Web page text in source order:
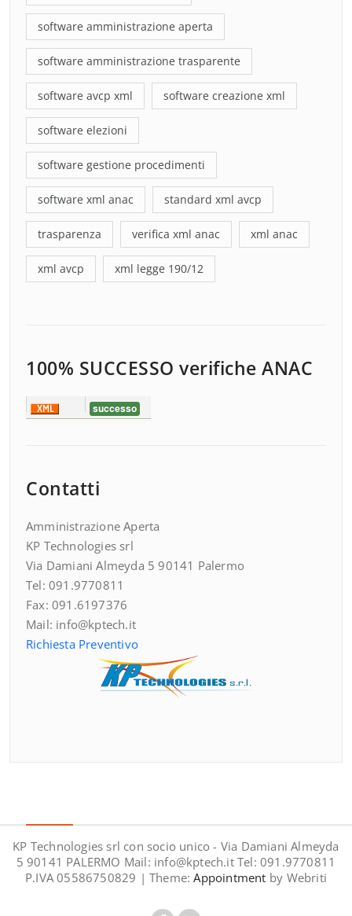
software amministrazione aperta
software amministrazione trasparente
software avcp xml software creazione xml
software elezioni
software gestione procedimenti
software xml anac standard xml avcp
trasparenza verifica xml anac xml anac
xml avcp xml legge 190/12
100% SUCCESSO verifiche ANAC
Contatti
Amministrazione Aperta
KP Technologies srl
Via Damiani Almeyda 5 90141 Palermo
Tel: 091.9770811
Fax: 091.6197376
Mail: info@kptech.it
Richiesta Preventivo
KP Technologies srl con socio unico - Via Damiani Almeyda
5 90141 PALERMO Mail: info@kptech.it Tel: 091.9770811
P.IVA 05586750829 | Theme: Appointment by Webriti